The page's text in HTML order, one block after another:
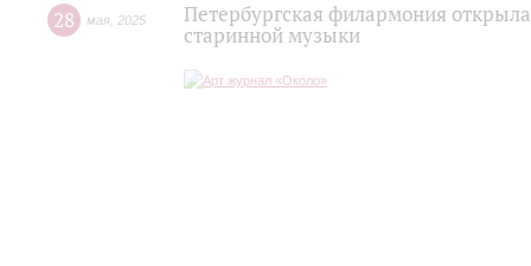
28 мая 2025
Петербургская филармония
старинной музыки